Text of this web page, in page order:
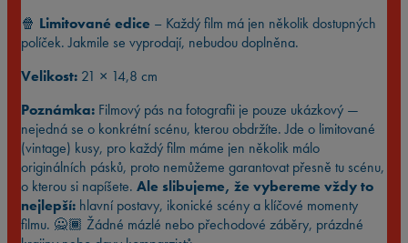
🍿 Limitované edice – Každý film má jen několik dostupných
políček. Jakmile se vyprodají, nebudou doplněna.
Velikost: 21 × 14,8 cm
Poznámka: Filmový pás na fotografii je pouze ukázkový —
nejedná se o konkrétní scénu, kterou obdržíte. Jde o limitované
(vintage) kusy, pro každý film máme jen několik málo
originálních pásků, proto nemůžeme garantovat přesně tu scénu,
o kterou si napíšete. Ale slibujeme, že vybereme vždy to
nejlepší: hlavní postavy, ikonické scény a klíčové momenty
filmu. 🙅🏾 Žádné mázlé nebo přechodové záběry, prázdné